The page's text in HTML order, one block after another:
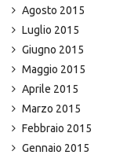
Agosto 2015
Luglio 2015
Giugno 2015
Maggio 2015
Aprile 2015
Marzo 2015
Febbraio 2015
Gennaio 2015